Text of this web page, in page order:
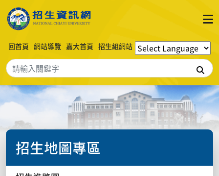
回首頁 網站導覽 嘉大首頁 招生組網站
搜尋
招生地圖專區